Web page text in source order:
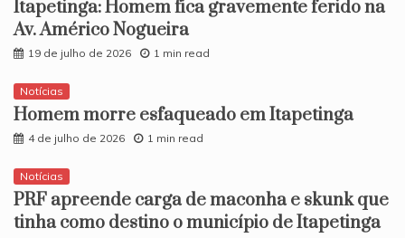
Itapetinga: Homem fica gravemente ferido na
Av. Américo Nogueira
19 de julho de 2026 1 min read
Notícias
Homem morre esfaqueado em Itapetinga
4 de julho de 2026 1 min read
Notícias
PRF apreende carga de maconha e skunk que
tinha como destino o município de Itapetinga